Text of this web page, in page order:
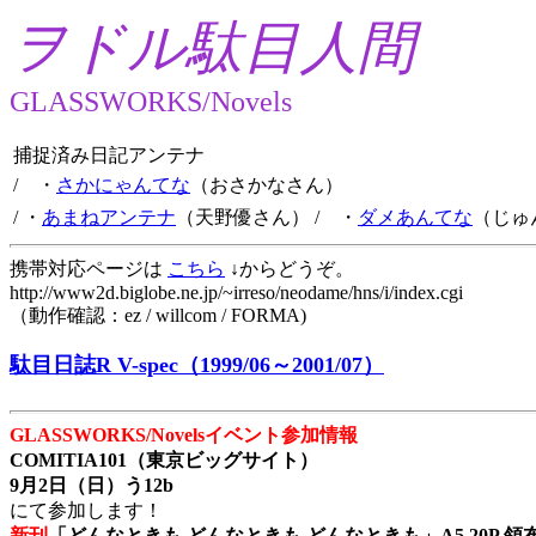
ヲドル駄目人間
GLASSWORKS/Novels
捕捉済み日記アンテナ
/ ・ さかにゃんてな （おさかなさん）
/ ・ あまねアンテナ （天野優さん） / ・ ダメあんてな （じ
携帯対応ページは こちら ↓からどうぞ。
http://www2d.biglobe.ne.jp/~irreso/neodame/hns/i/index.cgi
（動作確認：ez / willcom / FORMA)
駄目日誌R V-spec（1999/06～2001/07）
GLASSWORKS/Novelsイベント参加情報
COMITIA101（東京ビッグサイト）
9月2日（日）う12b
にて参加します！